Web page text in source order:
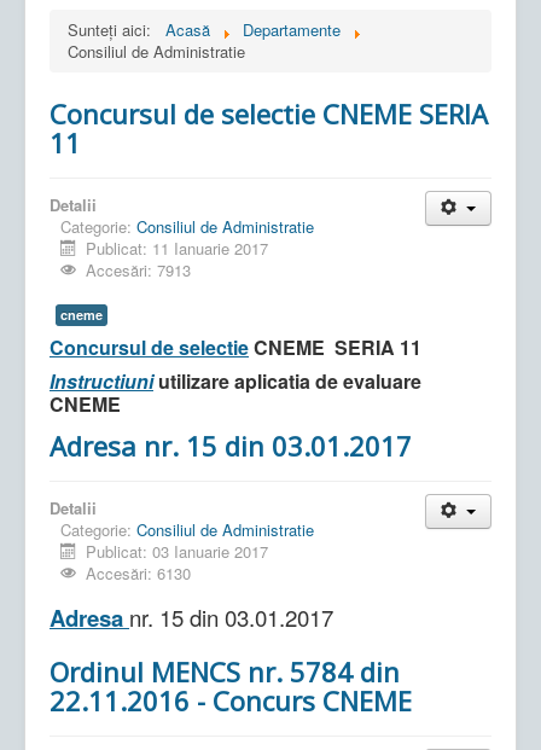
Sunteți aici:
Acasă
Departamente
Consiliul de Administratie
Concursul de selectie CNEME SERIA
11
Detalii
Categorie: Consiliul de Administratie
Publicat: 11 Ianuarie 2017
Accesări: 7913
cneme
Concursul de selectieCNEME SERIA 11
Instructiuni utilizare aplicatia de evaluare
CNEME
Adresa nr. 15 din 03.01.2017
Detalii
Categorie: Consiliul de Administratie
Publicat: 03 Ianuarie 2017
Accesări: 6130
Adresa nr. 15 din 03.01.2017
Ordinul MENCS nr. 5784 din
22.11.2016 - Concurs CNEME